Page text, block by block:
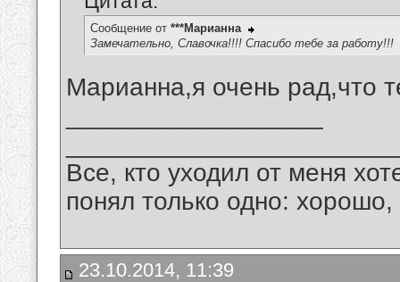
Сообщение от ***Марианна
Замечательно, Славочка!!!! Спасибо тебе за работу!!!
Марианна,я очень рад,что
Все, кто уходил от меня
понял только одно:
23.10.2014, 11:39